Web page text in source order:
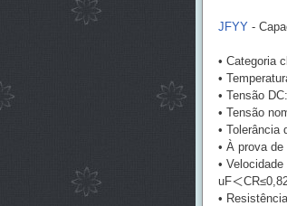
JFYY-
• Categoria
•
• Tensão
• Tensão
• Tolerância
• À prova
•
uF＜
•